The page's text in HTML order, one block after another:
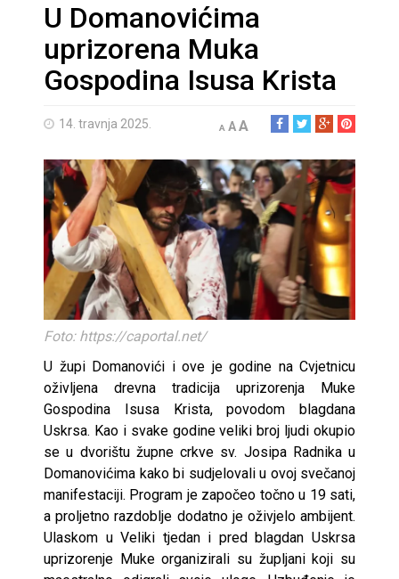
U Domanovićima
uprizorena Muka
Gospodina Isusa Krista
14. travnja 2025. A AA
Foto: https://caportal.net/
U župi Domanovići i ove je godine na Cvjetnicu
oživljena drevna tradicija uprizorenja Muke
Gospodina Isusa Krista, povodom blagdana
Uskrsa. Kao i svake godine veliki broj ljudi okupio
se u dvorištu župne crkve sv. Josipa Radnika u
Domanovićima kako bi sudjelovali u ovoj svečanoj
manifestaciji. Program je započeo točno u 19 sati,
a proljetno razdoblje dodatno je oživjelo ambijent.
Ulaskom u Veliki tjedan i pred blagdan Uskrsa
uprizorenje Muke organizirali su župljani koji su